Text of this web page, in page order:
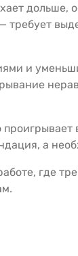
дольше,
требует
и
а
где